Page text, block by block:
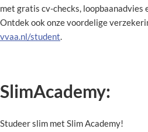
met gratis cv-checks, loopbaanadvies
Ontdek ook onze voordelige
vvaa.nl/student.
SlimAcademy:
Studeer slim met Slim Academy!